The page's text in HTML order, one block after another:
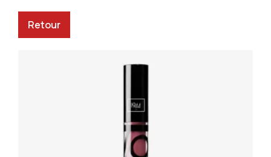
Retour